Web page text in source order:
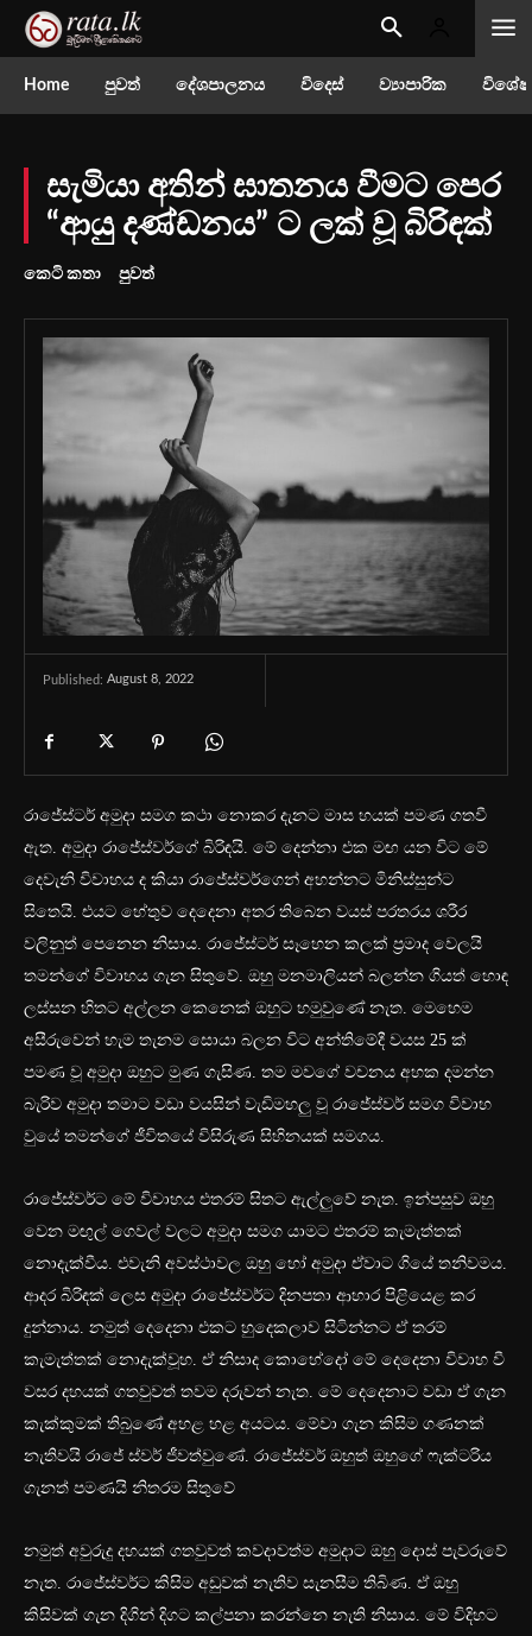
Home පුවත් දේශපාලනය විදෙස් ව්‍යාපාරික
සැමියා අතින් ඝාතනය වීමට පෙර
“ආයු දණ්ඩනය” ට ලක් වූ බිරිඳක්
කෙටි කතා පුවත්
Published: August 8, 2022
රාජේස්ටර් අමුදා සමග කථා නොකර දැනට මාස හයක් පමණ ගතවී
ඇත. අමුදා රාජේස්වර්ගේ බිරිඳයි. මේ දෙන්නා එක මඟ යන විට මේ
දෙවැනි විවාහය ද කියා රාජේස්වර්ගෙන් අහන්නට මිනිස්සුන්ට
සිතෙයි. එයට හේතුව දෙදෙනා අතර තිබෙන වයස් පරතරය ශරීර
වලිනුත් පෙනෙන නිසාය. රාජේස්ටර් සෑහෙන කලක් ප්‍රමාද වෙලයි
තමන්ගේ විවාහය ගැන සිතුවේ. ඔහු මනමාලියන් බලන්න ගියත් හොඳ
ලස්සන හිතට අල්ලන කෙනෙක් ඔහුට හමුවුණේ නැත. මෙහෙම
අසීරුවෙන් හැම තැනම සොයා බලන විට අන්තිමේදී වයස 25 ක්
පමණ වූ අමුදා ඔහුට මුණ ගැසිණ. තම මවගේ වචනය අහක දමන්න
බැරිව අමුදා තමාට වඩා වයසින් වැඩිමහලු වූ රාජේස්වර් සමග විවාහ
වුයේ තමන්ගේ ජීවිතයේ විසිරුණ සිහිනයක් සමගය.
රාජේස්වර්ට මේ විවාහය එතරම් සිතට ඇල්ලුවේ නැත. ඉන්පසුව ඔහු
වෙන මඟුල් ගෙවල් වලට අමුදා සමග යාමට එතරම් කැමැත්තක්
නොදැක්වීය. එවැනි අවස්ථාවල ඔහු හෝ අමුදා ඒවාට ගියේ තනිවමය.
ආදර බිරිඳක් ලෙස අමුදා රාජේස්වර්ට දිනපතා ආහාර පිළියෙළ කර
දුන්නාය. නමුත් දෙදෙනා එකට හුදෙකලාව සිටින්නට ඒ තරම්
කැමැත්තක් නොදැක්වූහ. ඒ නිසාද කොහේදෝ මේ දෙදෙනා විවාහ වී
වසර දහයක් ගතවුවත් තවම දරුවන් නැත. මේ දෙදෙනාට වඩා ඒ ගැන
කැක්කුමක් තිබුණේ අහළ හළ අයටය. මේවා ගැන කිසිම ගණනක්
නැතිවයි රාජේ ස්වර් ජීවත්වුණේ. රාජේස්වර් ඔහුත් ඔහුගේ ෆැක්ටරිය
ගැනත් පමණයි නිතරම සිතුවේ
නමුත් අවුරුදු දහයක් ගතවුවත් කවදාවත්ම අමුදාට ඔහු දොස් පැවරුවේ
නැත. රාජේස්වර්ට කිසිම අඩුවක් නැතිව සැනසීම තිබිණ. ඒ ඔහු
කිසිවක් ගැන දිගින් දිගට කල්පනා කරන්නෙ නැති නිසාය. මේ විදිහට